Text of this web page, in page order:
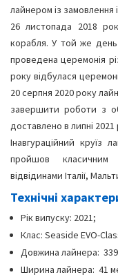
лайнером із замовлення
26 листопада 2018
корабля. У той же
проведена церемонія
року відбулася
20 серпня 2020 року
завершити роботи з
доставлено в липні 2021
Інавгураційний круїз
пройшов класичним
відвідинами Італії,
Технічні
Рік випуску: 2021;
Клас: Seaside EVO-
Довжина лайнера: 339
Ширина лайнера: 41